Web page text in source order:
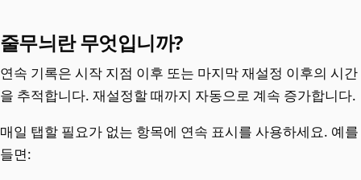
줄무늬란 무엇입니까?
연속 기록은 시작 지점 이후 또는 마지막 재설정 이후의 시간
을 추적합니다. 재설정할 때까지 자동으로 계속 증가합니다.
매일 탭할 필요가 없는 항목에 연속 표시를 사용하세요. 예를
들면: